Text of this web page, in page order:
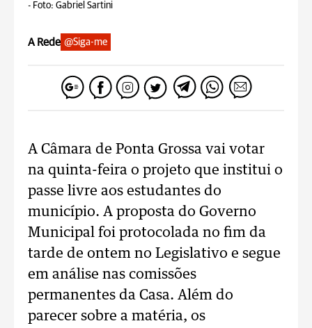
- Foto: Gabriel Sartini
A Rede @Siga-me
A Câmara de Ponta Grossa vai votar
na quinta-feira o projeto que institui o
passe livre aos estudantes do
município. A proposta do Governo
Municipal foi protocolada no fim da
tarde de ontem no Legislativo e segue
em análise nas comissões
permanentes da Casa. Além do
parecer sobre a matéria, os